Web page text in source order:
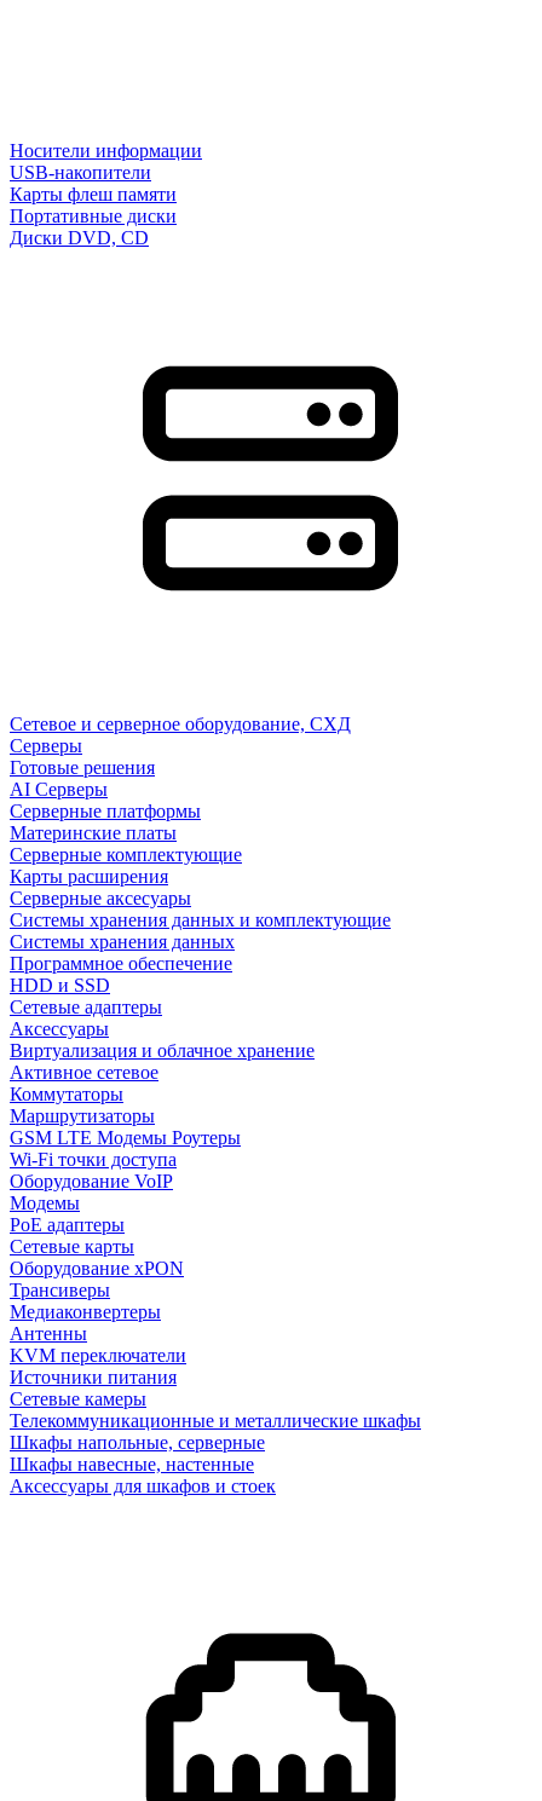
Носители информации
USB-накопители
Карты флеш памяти
Портативные диски
Диски DVD, CD
Сетевое и серверное оборудование, СХД
Cерверы
Готовые решения
AI Серверы
Серверные платформы
Материнские платы
Серверные комплектующие
Карты расширения
Серверные аксесуары
Системы хранения данных и комплектующие
Системы хранения данных
Программное обеспечение
HDD и SSD
Сетевые адаптеры
Аксессуары
Виртуализация и облачное хранение
Активное сетевое
Коммутаторы
Маршрутизаторы
GSM LTE Модемы Роутеры
Wi-Fi точки доступа
Оборудование VoIP
Модемы
PoE адаптеры
Сетевые карты
Оборудование xPON
Трансиверы
Медиаконвертеры
Антенны
KVM переключатели
Источники питания
Сетевые камеры
Телекоммуникационные и металлические шкафы
Шкафы напольные, серверные
Шкафы навесные, настенные
Аксессуары для шкафов и стоек